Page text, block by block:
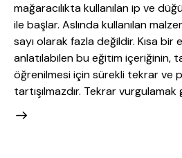
mağaracılıkta kullanılan ip ve
ile başlar. Aslında kullanılan
sayı olarak fazla değildir. Kısa bir
anlatılabilen bu eğitim içeriğinin,
öğrenilmesi için sürekli tekrar ve
tartışılmazdır. Tekrar